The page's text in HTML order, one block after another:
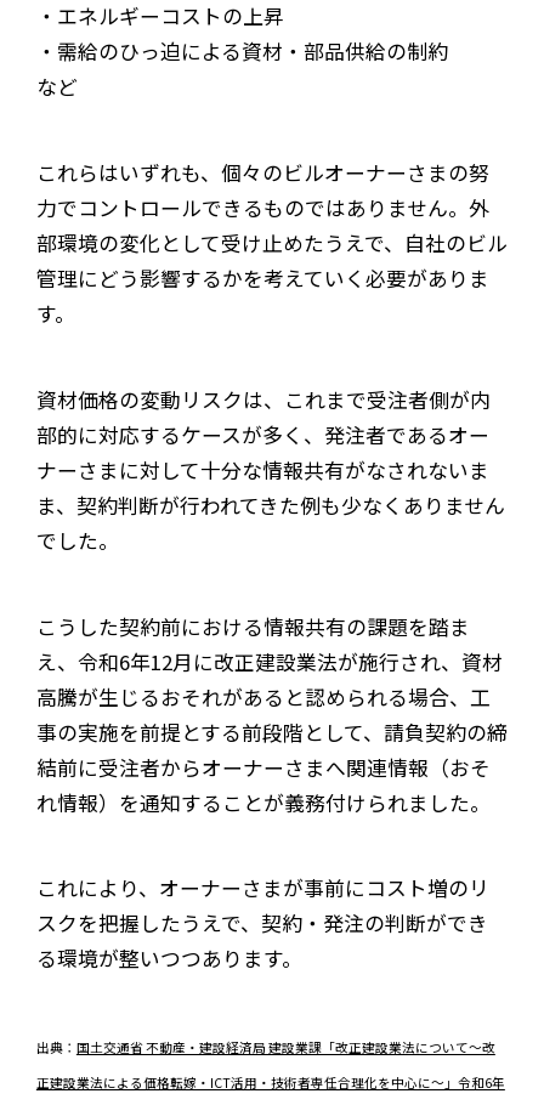
・エネルギーコストの上昇
・需給のひっ迫による資材・部品供給の制約
など
これらはいずれも、個々のビルオーナーさまの努
力でコントロールできるものではありません。外
部環境の変化として受け止めたうえで、自社のビル
管理にどう影響するかを考えていく必要がありま
す。
資材価格の変動リスクは、これまで受注者側が内
部的に対応するケースが多く、発注者であるオー
ナーさまに対して十分な情報共有がなされないま
ま、契約判断が行われてきた例も少なくありません
でした。
こうした契約前における情報共有の課題を踏ま
え、令和6年12月に改正建設業法が施行され、資材
高騰が生じるおそれがあると認められる場合、工
事の実施を前提とする前段階として、請負契約の締
結前に受注者からオーナーさまへ関連情報（おそ
れ情報）を通知することが義務付けられました。
これにより、オーナーさまが事前にコスト増のリ
スクを把握したうえで、契約・発注の判断ができ
る環境が整いつつあります。
出典： 国土交通省 不動産・建設経済局 建設業課「改正建設業法について～改
正建設業法による価格転嫁・ICT活用・技術者専任合理化を中心に～」令和6年